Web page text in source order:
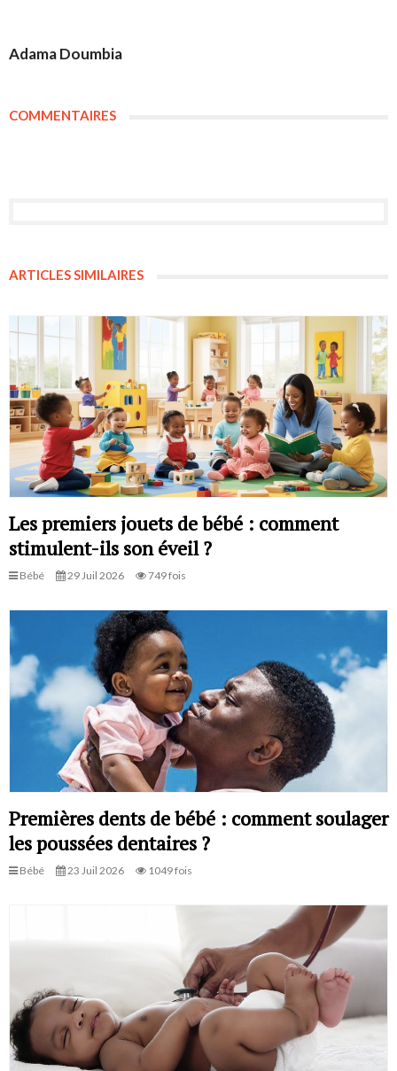
Adama Doumbia
COMMENTAIRES
ARTICLES SIMILAIRES
Les premiers jouets de bébé : comment
stimulent-ils son éveil ?
Bébé 29 Juil 2026 749 fois
Premières dents de bébé : comment soulager
les poussées dentaires ?
Bébé 23 Juil 2026 1049 fois